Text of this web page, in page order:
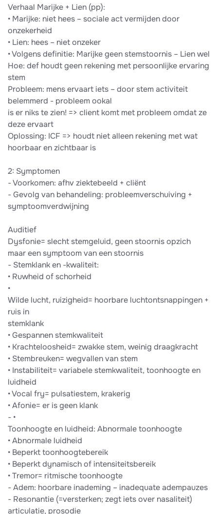
Verhaal Marijke + Lien (pp):
• Marijke: niet hees – sociale act vermijden door
onzekerheid
• Lien: hees – niet onzeker
• Volgens definitie: Marijke geen stemstoornis – Lien wel
Hoe: def houdt geen rekening met persoonlijke ervaring
stem
Probleem: mens ervaart iets – door stem activiteit
belemmerd - probleem ookal
is er niks te zien! => client komt met probleem omdat ze
deze ervaart
Oplossing: ICF => houdt niet alleen rekening met wat
hoorbaar en zichtbaar is
2: Symptomen
- Voorkomen: afhv ziektebeeld + cliënt
- Gevolg van behandeling: probleemverschuiving +
symptoomverdwijning
Auditief
Dysfonie= slecht stemgeluid, geen stoornis opzich
maar een symptoom van een stoornis
- Stemklank en -kwaliteit:
• Ruwheid of schorheid
•
Wilde lucht, ruizigheid= hoorbare luchtontsnappingen +
ruis in
stemklank
• Gespannen stemkwaliteit
• Krachteloosheid= zwakke stem, weinig draagkracht
• Stembreuken= wegvallen van stem
• Instabiliteit= variabele stemkwaliteit, toonhoogte en
luidheid
• Vocal fry= pulsatiestem, krakerig
• Afonie= er is geen klank
- •
Toonhoogte en luidheid: Abnormale toonhoogte
• Abnormale luidheid
• Beperkt toonhoogtebereik
• Beperkt dynamisch of intensiteitsbereik
• Tremor= ritmische toonhoogte
- Adem: hoorbare inademing – inadequate adempauzes
- Resonantie (=versterken; zegt iets over nasaliteit)
articulatie, prosodie